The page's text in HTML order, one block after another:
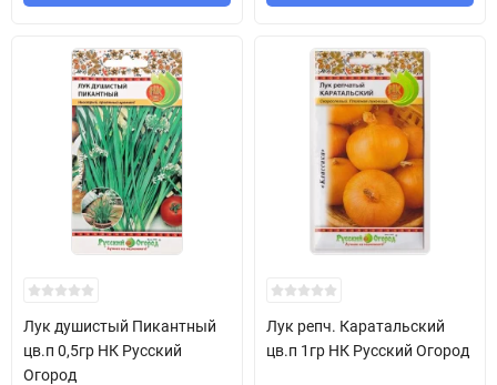
Лук душистый Пикантный
цв.п 0,5гр НК Русский
Огород
Лук репч. Каратальский
цв.п 1гр НК Русский Огород